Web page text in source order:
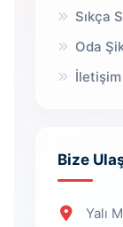
Sıkça
Oda
Bize
Yalı